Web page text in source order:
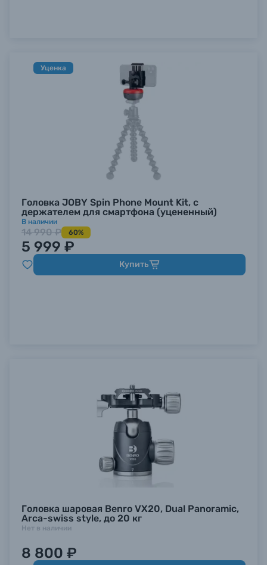
Уценка
Головка JOBY Spin Phone Mount Kit, c
держателем для смартфона (уцененный)
В наличии
14 990 ₽ 60%
5 999 ₽
Купить
Головка шаровая Benro VX20, Dual Panoramic,
Arca-swiss style, до 20 кг
Нет в наличии
8 800 ₽